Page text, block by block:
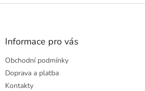
Z
Informace pro vás
Obchodní podmínky
Doprava a platba
Kontakty